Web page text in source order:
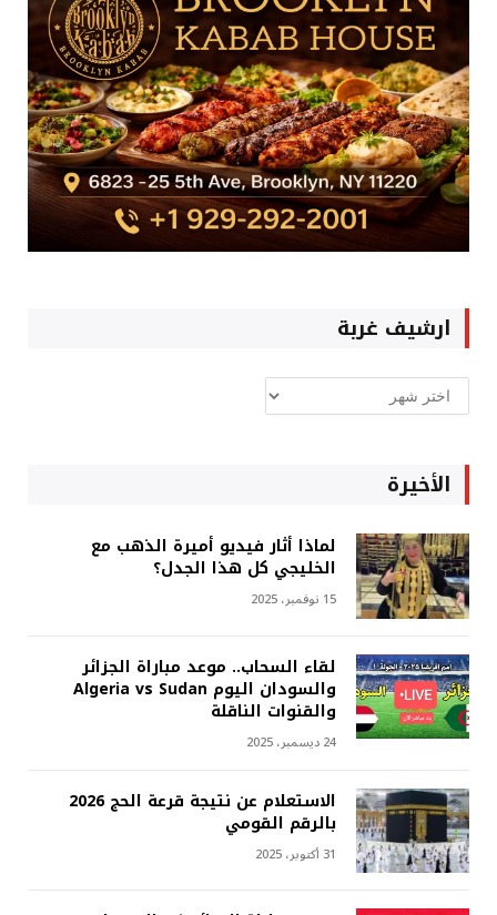
ارشيف غربة
ارشيف
غربة
الأخيرة
لماذا أثار فيديو أميرة الذهب مع
الخليجي كل هذا الجدل؟
15 نوفمبر، 2025
لقاء السحاب.. موعد مباراة الجزائر
والسودان اليوم Algeria vs Sudan
والقنوات الناقلة
24 ديسمبر، 2025
الاستعلام عن نتيجة قرعة الحج 2026
بالرقم القومي
31 أكتوبر، 2025